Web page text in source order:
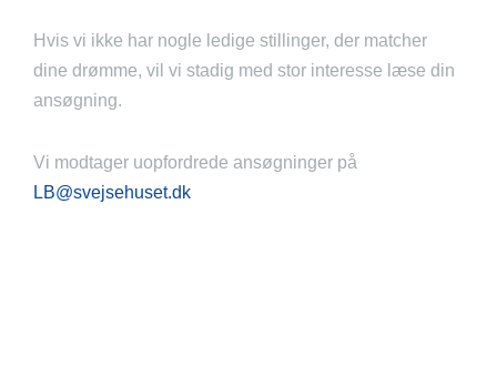
Hvis vi ikke har nogle ledige stillinger, der matcher
dine drømme, vil vi stadig med stor interesse læse din
ansøgning.
Vi modtager uopfordrede ansøgninger på
LB@svejsehuset.dk